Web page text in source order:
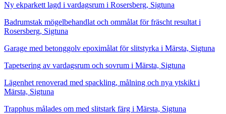
Ny ekparkett lagd i vardagsrum i Rosersberg, Sigtuna
Badrumstak mögelbehandlat och ommålat för fräscht resultat i
Rosersberg, Sigtuna
Garage med betonggolv epoximålat för slitstyrka i Märsta, Sigtuna
Tapetsering av vardagsrum och sovrum i Märsta, Sigtuna
Lägenhet renoverad med spackling, målning och nya ytskikt i
Märsta, Sigtuna
Trapphus målades om med slitstark färg i Märsta, Sigtuna